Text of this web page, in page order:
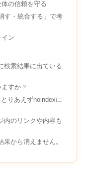
の信頼を守る
す・統合する」で考
ン
検索結果に出ている
すか？
りあえずnoindexに
内のリンクや内容も
から消えません。